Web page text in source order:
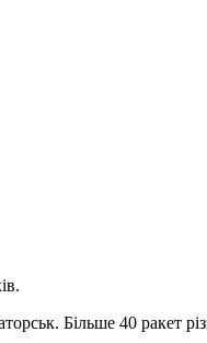
Більше 40 ракет